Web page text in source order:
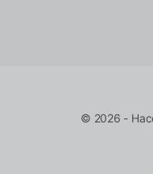
© 2026 -